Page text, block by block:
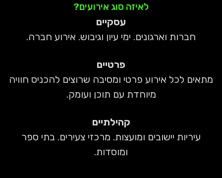
לאיזה סוג אירועים?
עסקיים
חברות וארגונים. ימי עיון וגיבוש. אירוע חברה.
פרטיים
מתאים לכל אירוע פרטי ומסיבה שרוצים להכניס חוויה
מיוחדת עם תוכן ועומק.
קהילתיים
עיריות יישובים ומועצות. מרכזי צעירים. בתי ספר
ומוסדות.